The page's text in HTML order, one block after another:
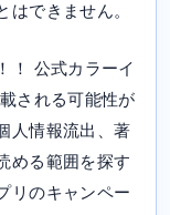
できません。
！ 公式カラーイ
される可能性が
人情報流出、著
める範囲を探す
リのキャンペー